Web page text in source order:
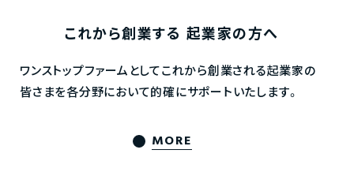
これから創業する 起業家の方へ
ワンストップファームとしてこれから創業される起業家の
皆さまを各分野において的確にサポートいたします。
MORE